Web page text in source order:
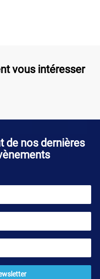
vous intéresser
de nos dernières